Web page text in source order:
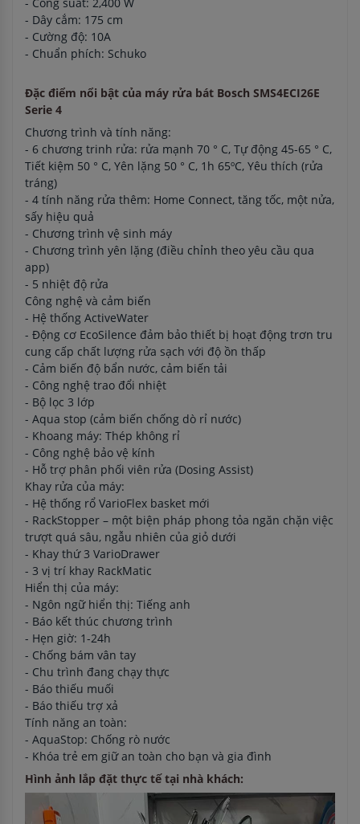
- Công suất: 2,400 W
- Dây cắm: 175 cm
- Cường độ: 10A
- Chuẩn phích: Schuko
Đặc điểm nổi bật của máy rửa bát Bosch SMS4ECI26E
Serie 4
Chương trình và tính năng:
- 6 chương trinh rửa: rửa mạnh 70 ° C, Tự động 45-65 ° C,
Tiết kiệm 50 ° C, Yên lặng 50 ° C, 1h 65ºC, Yêu thích (rửa
tráng)
- 4 tính năng rửa thêm: Home Connect, tăng tốc, một nửa,
sấy hiệu quả
- Chương trình vệ sinh máy
- Chương trình yên lặng (điều chỉnh theo yêu cầu qua
app)
- 5 nhiệt độ rửa
Công nghệ và cảm biến
- Hệ thống ActiveWater
- Động cơ EcoSilence đảm bảo thiết bị hoạt động trơn tru
cung cấp chất lượng rửa sạch với độ ồn thấp
- Cảm biến độ bẩn nước, cảm biến tải
- Công nghệ trao đổi nhiệt
- Bộ lọc 3 lớp
- Aqua stop (cảm biến chống dò rỉ nước)
- Khoang máy: Thép không rỉ
- Công nghệ bảo vệ kính
- Hỗ trợ phân phối viên rửa (Dosing Assist)
Khay rửa của máy:
- Hệ thống rổ VarioFlex basket mới
- RackStopper – một biện pháp phong tỏa ngăn chặn việc
trượt quá sâu, ngẫu nhiên của giỏ dưới
- Khay thứ 3 VarioDrawer
- 3 vị trí khay RackMatic
Hiển thị của máy:
- Ngôn ngữ hiển thị: Tiếng anh
- Báo kết thúc chương trình
- Hẹn giờ: 1-24h
- Chống bám vân tay
- Chu trình đang chạy thực
- Báo thiếu muối
- Báo thiếu trợ xả
Tính năng an toàn:
- AquaStop: Chống rò nước
- Khóa trẻ em giữ an toàn cho bạn và gia đình
Hình ảnh lắp đặt thực tế tại nhà khách: